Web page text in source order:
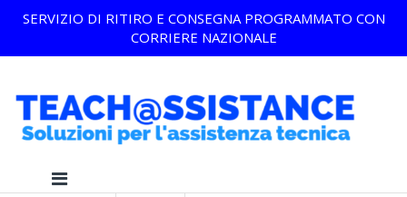
SERVIZIO DI RITIRO E CONSEGNA PROGRAMMATO CON
CORRIERE NAZIONALE